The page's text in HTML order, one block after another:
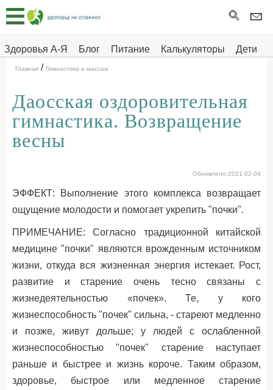
Здоровья А-Я Блог Питание Калькуляторы
Дети
Здоровье на отлично
Главная
Тесты
Про
ДЕТЯМ
Главная / Гимнастика и массаж
Даосская оздоровительная
гимнастика. Возвращение
весны
Обновлено:2021-02-04
ЭФФЕКТ: Выполнение этого комплекса возвращает
ощущение молодости и помогает укрепить "почки".
ПРИМЕЧАНИЕ: Согласно традиционной китайской
медицине "почки" являются врожденным источником
жизни, откуда вся жизненная энергия истекает. Рост,
развитие и старение очень тесно связаны с
жизнедеятельностью «почек». Те, у кого
жизнеспособность "почек" сильна, - стареют медленно
и позже, живут дольше; у людей с ослабленной
жизнеспособностью "почек" старение наступает
раньше и быстрее и жизнь короче. Таким образом,
здоровье, быстрое или медленное старение